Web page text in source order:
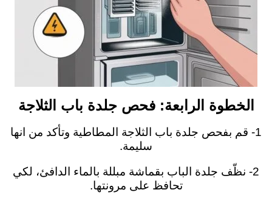
الخطوة الرابعة: فحص جلدة باب الثلاجة
1- قم بفحص جلدة باب الثلاجة المطاطية وتأكد من انها
سليمة.
2- نظّف جلدة الباب بقماشة مبللة بالماء الدافئ، لكي
تحافظ على مرونتها.